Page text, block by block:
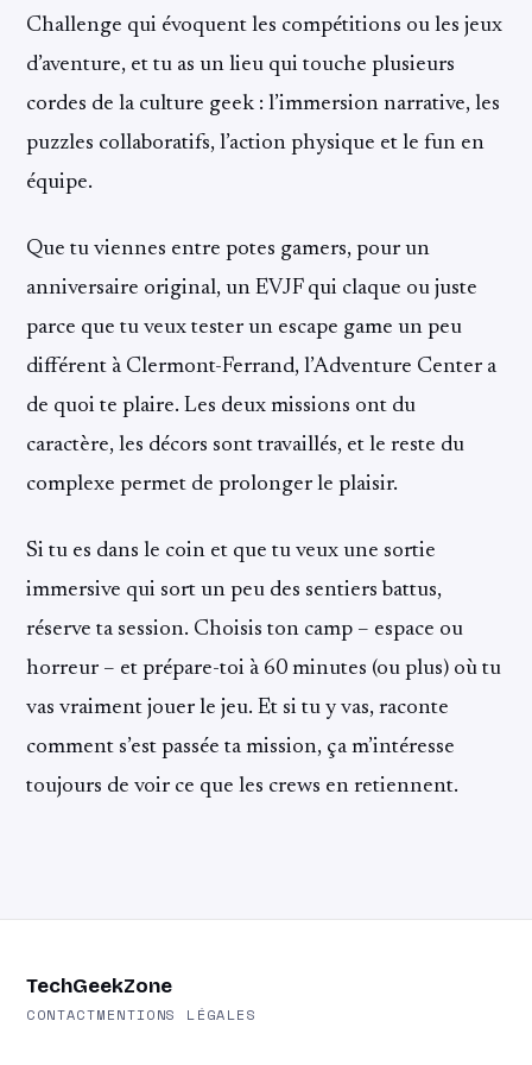
Challenge qui évoquent les compétitions ou les jeux
d’aventure, et tu as un lieu qui touche plusieurs
cordes de la culture geek : l’immersion narrative, les
puzzles collaboratifs, l’action physique et le fun en
équipe.
Que tu viennes entre potes gamers, pour un
anniversaire original, un EVJF qui claque ou juste
parce que tu veux tester un escape game un peu
différent à Clermont-Ferrand, l’Adventure Center a
de quoi te plaire. Les deux missions ont du
caractère, les décors sont travaillés, et le reste du
complexe permet de prolonger le plaisir.
Si tu es dans le coin et que tu veux une sortie
immersive qui sort un peu des sentiers battus,
réserve ta session. Choisis ton camp – espace ou
horreur – et prépare-toi à 60 minutes (ou plus) où tu
vas vraiment jouer le jeu. Et si tu y vas, raconte
comment s’est passée ta mission, ça m’intéresse
toujours de voir ce que les crews en retiennent.
TechGeekZone
CONTACTMENTIONS LÉGALES